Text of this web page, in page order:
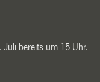
Juli bereits um 15 Uhr.